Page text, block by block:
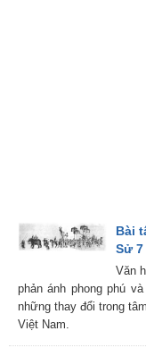
Bài
Sử 7
Văn
phản ánh phong phú
những thay đổi trong
Việt Nam.